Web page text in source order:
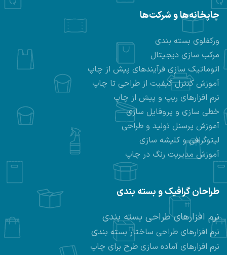
چاپخانه‌ها و شرکت‌ها
ورکفلوی بسته بندی
مرکب سازی دیجیتال
اتوماتیک سازی فرآیندهای پیش از چاپ
آموزش کنترل کیفیت از طراحی تا چاپ
نرم افزارهای ریپ و پیش از چاپ
خطی سازی و پروفایل سازی
آموزش پرسنل تولید و طراحی
لیتوگرافی و کلیشه سازی
آموزش مدیریت رنگ در چاپ
طراحان گرافیک و بسته بندی
نرم افزارهای طراحی بسته بندی
نرم افزارهای طراحی ساختار بسته بندی
نرم افزارهای آماده سازی طرح برای چاپ